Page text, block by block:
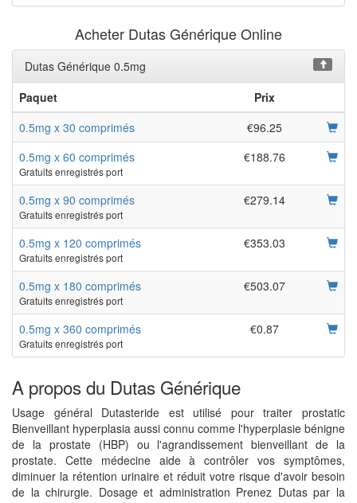
Acheter Dutas Générique Online
Dutas Générique 0.5mg
Paquet
Prix
0.5mg x 30 comprimés
€96.25
0.5mg x 60 comprimés
Gratuits enregistrés port
€188.76
0.5mg x 90 comprimés
Gratuits enregistrés port
€279.14
0.5mg x 120 comprimés
Gratuits enregistrés port
€353.03
0.5mg x 180 comprimés
Gratuits enregistrés port
€503.07
0.5mg x 360 comprimés
Gratuits enregistrés port
€0.87
A propos du Dutas Générique
Usage général Dutasteride est utilisé pour traiter prostatic
Bienveillant hyperplasia aussi connu comme l'hyperplasie bénigne
de la prostate (HBP) ou l'agrandissement bienveillant de la
prostate. Cette médecine aide à contrôler vos symptômes,
diminuer la rétention urinaire et réduit votre risque d'avoir besoin
de la chirurgie. Dosage et administration Prenez Dutas par la